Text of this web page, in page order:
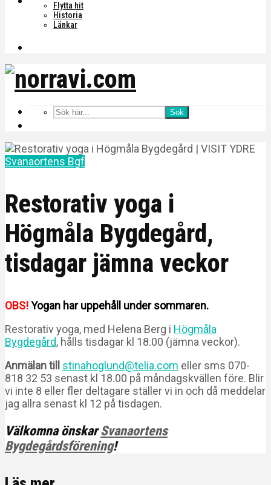
Flytta hit
Historia
Länkar
Sök
Svanaortens Bgf
Restorativ yoga i
Högmåla Bygdegård,
tisdagar jämna veckor
OBS!Yogan har uppehåll under sommaren.
Restorativ yoga, med Helena Berg i Högmåla
Bygdegård, hålls tisdagar kl 18.00 (jämna veckor).
Anmälan till stinahoglund@telia.com eller sms 070-
818 32 53 senast kl 18.00 på måndagskvällen före. Blir
vi inte 8 eller fler deltagare ställer vi in och då meddelar
jag allra senast kl 12 på tisdagen.
Välkomna önskarSvanaortens
Bygdegårdsförening!